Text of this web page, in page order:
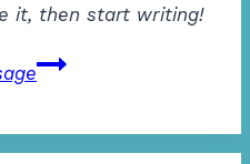
it, then start writing!
Hello